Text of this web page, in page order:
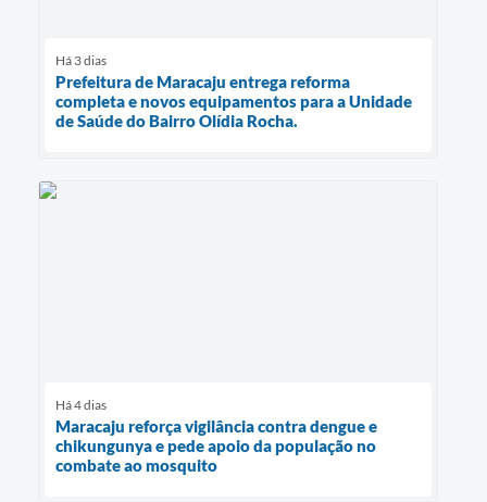
Há 3 dias
Prefeitura de Maracaju entrega reforma
completa e novos equipamentos para a Unidade
de Saúde do Bairro Olídia Rocha.
Há 4 dias
Maracaju reforça vigilância contra dengue e
chikungunya e pede apoio da população no
combate ao mosquito